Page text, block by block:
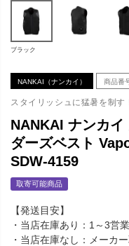
ブラック
NANKAI（ナンカイ） 商品番
スタイリッシュに猛暑を制す
NANKAI ナンカイ
ダーズベスト
SDW-4159
取寄可能商品
【発送目安】
・当店在庫あり：1～3営
・当店在庫なし：メーカ